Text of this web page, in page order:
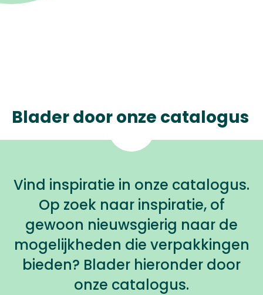
Blader door onze catalogus
Vind inspiratie in onze catalogus.
Op zoek naar inspiratie, of
gewoon nieuwsgierig naar de
mogelijkheden die verpakkingen
bieden? Blader hieronder door
onze catalogus.